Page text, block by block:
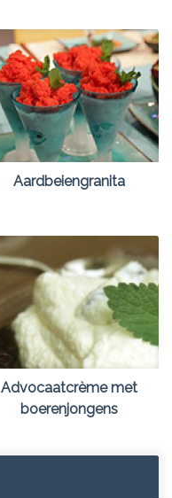
Aardbeiengranita
Advocaatcrème met
boerenjongens